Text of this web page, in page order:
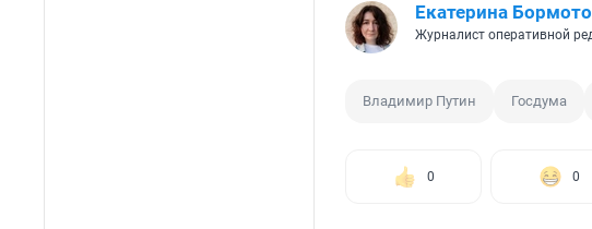
Екатерина
Журналист оперативной
Владимир Путин Госдума
0 0